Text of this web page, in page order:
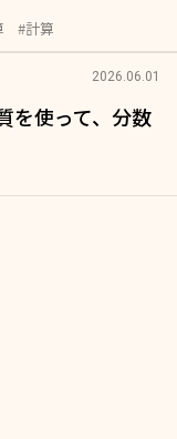
#計算
2026.06.01
を使って、分数